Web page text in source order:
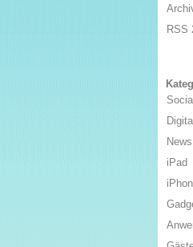
RSS
News
iPad